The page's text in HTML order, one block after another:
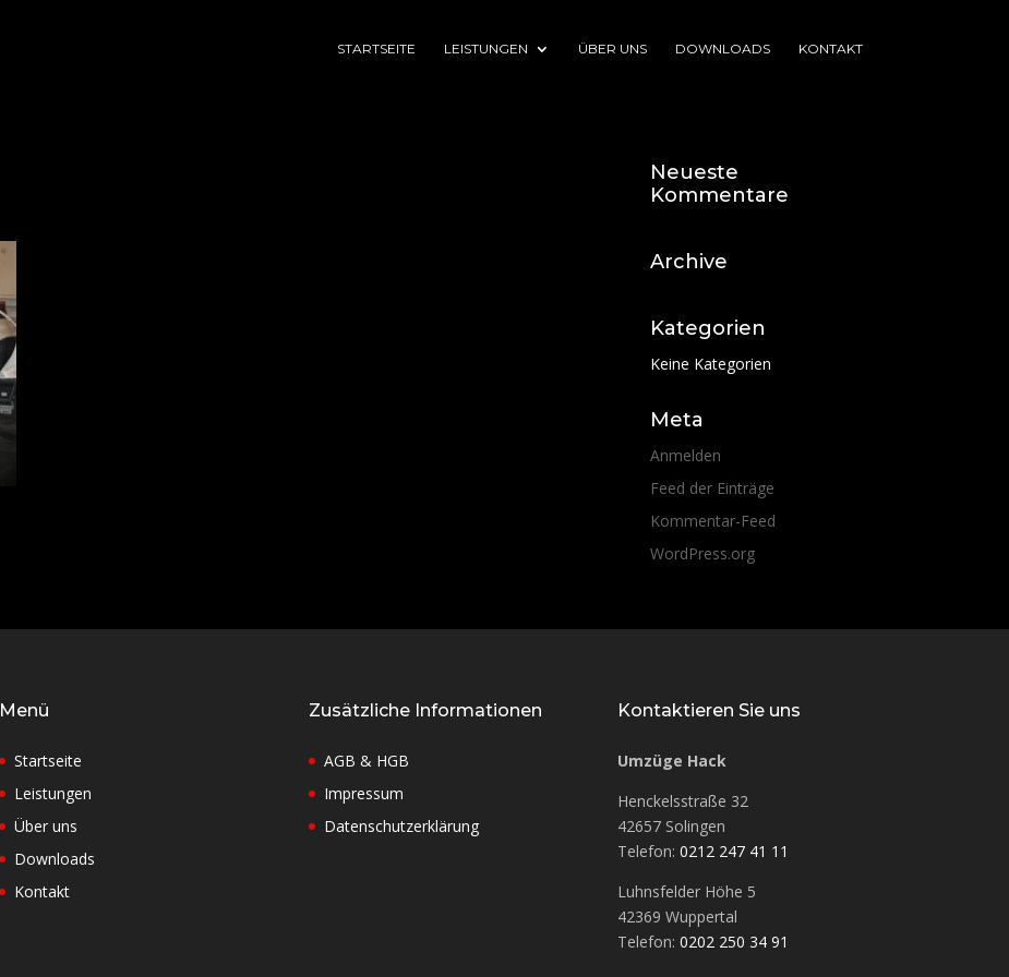
STARTSEITE LEISTUNGEN ÜBER UNS DOWNLOADS KONTAKT
Neueste
Kommentare
Archive
Kategorien
Keine Kategorien
Meta
Anmelden
Feed der Einträge
Kommentar-Feed
WordPress.org
Menü
Startseite
Leistungen
Über uns
Downloads
Kontakt
Zusätzliche Informationen
AGB & HGB
Impressum
Datenschutzerklärung
Kontaktieren Sie uns
Umzüge Hack
Henckelsstraße 32
42657 Solingen
Telefon:0212 247 41 11
Luhnsfelder Höhe 5
42369 Wuppertal
Telefon:0202 250 34 91